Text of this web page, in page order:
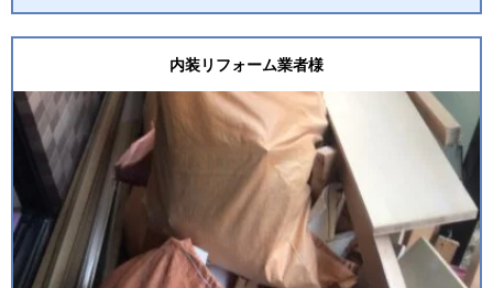
内装リフォーム業者様